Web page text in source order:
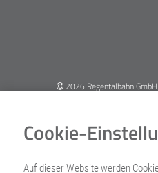
2026 Regentalbahn GmbH
Cookie-
Auf dieser Website werden